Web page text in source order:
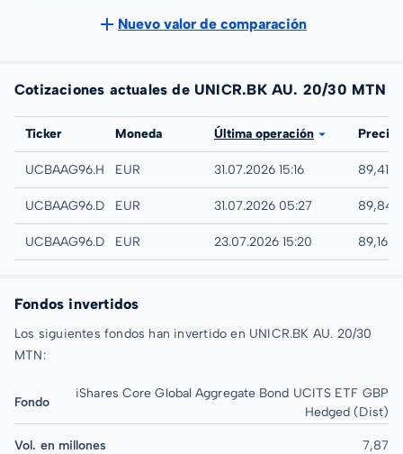
Nuevo valor de comparación
Cotizaciones actuales de UNICR.BK AU. 20/30 MTN
Bolsa
Ticker Moneda Última operación Precio
Hamburg
UCBAAG96.HAMB
EUR 31.07.2026 15:16 89,41 %
Quotrix
UCBAAG96.DUSDEUR 31.07.2026 05:27 89,84
Düsseldorf
UCBAAG96.DUSBEUR 23.07.2026 15:20 89,16 %
Fondos invertidos
Los siguientes fondos han invertido en UNICR.BK AU. 20/30
MTN:
Fondo
iShares Core Global Aggregate Bond UCITS ETF GBP
Hedged (Dist)
Vol. en millones 7,87